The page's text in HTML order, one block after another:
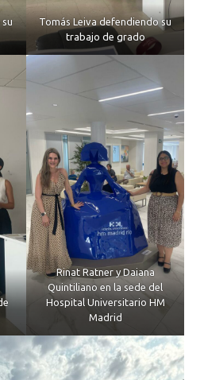
su
Tomás Leiva defendiendo su
trabajo de grado
Rinat Ratner y Daiana
Quintiliano en la sede del
Hospital Universitario HM
Madrid